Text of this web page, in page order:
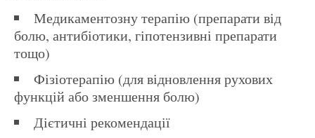
Медикаментозну терапію (препарати від
болю, антибіотики, гіпотензивні препарати
тощо)
Фізіотерапію (для відновлення рухових
функцій або зменшення болю)
Дієтичні рекомендації